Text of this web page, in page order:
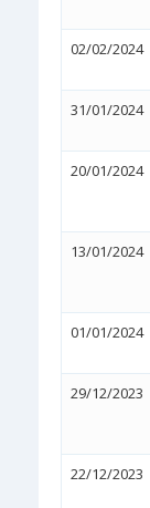
02/02/2024
31/01/2024
20/01/2024
13/01/2024
01/01/2024
29/12/2023
22/12/2023